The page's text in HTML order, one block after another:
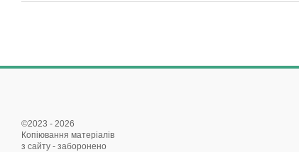
©2023 - 2026
Копіювання матеріалів
з сайту - заборонено